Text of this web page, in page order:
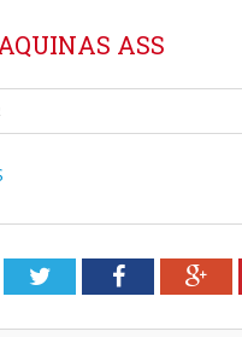
ASS
TwitterFacebook